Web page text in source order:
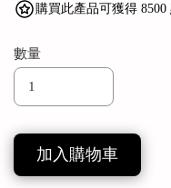
購買此產品可獲得 8500
數量
加入購物車